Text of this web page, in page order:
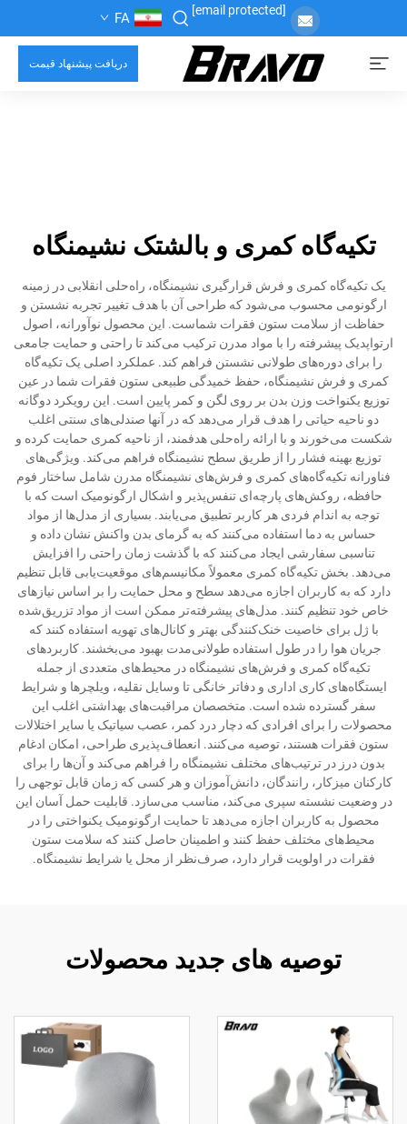
[email protected]
FA
دریافت پیشنهاد قیمت
تکیه‌گاه کمری و بالشتک نشیمنگاه
یک تکیه‌گاه کمری و فرش قرارگیری نشیمنگاه، راه‌حلی انقلابی در زمینه
ارگونومی محسوب می‌شود که طراحی آن با هدف تغییر تجربه نشستن و
حفاظت از سلامت ستون فقرات شماست. این محصول نوآورانه، اصول
ارتواپدیک پیشرفته را با مواد مدرن ترکیب می‌کند تا راحتی و حمایت جامعی
را برای دوره‌های طولانی نشستن فراهم کند. عملکرد اصلی یک تکیه‌گاه
کمری و فرش نشیمنگاه، حفظ خمیدگی طبیعی ستون فقرات شما در عین
توزیع یکنواخت وزن بدن بر روی لگن و کمر پایین است. این رویکرد دوگانه
دو ناحیه حیاتی را هدف قرار می‌دهد که در آنها صندلی‌های سنتی اغلب
شکست می‌خورند و با ارائه راه‌حلی هدفمند، از ناحیه کمری حمایت کرده و
توزیع بهینه فشار را از طریق سطح نشیمنگاه فراهم می‌کند. ویژگی‌های
فناورانه تکیه‌گاه‌های کمری و فرش‌های نشیمنگاه مدرن شامل ساختار فوم
حافظه، روکش‌های پارچه‌ای تنفس‌پذیر و اشکال ارگونومیک است که با
توجه به اندام فردی هر کاربر تطبیق می‌یابند. بسیاری از مدل‌ها از مواد
حساس به دما استفاده می‌کنند که به گرمای بدن واکنش نشان داده و
تناسبی سفارشی ایجاد می‌کنند که با گذشت زمان راحتی را افزایش
می‌دهد. بخش تکیه‌گاه کمری معمولاً مکانیسم‌های موقعیت‌یابی قابل تنظیم
دارد که به کاربران اجازه می‌دهد سطح و محل حمایت را بر اساس نیازهای
خاص خود تنظیم کنند. مدل‌های پیشرفته‌تر ممکن است از مواد تزریق‌شده
با ژل برای خاصیت خنک‌کنندگی بهتر و کانال‌های تهویه استفاده کنند که
جریان هوا را در طول استفاده طولانی‌مدت بهبود می‌بخشند. کاربردهای
تکیه‌گاه کمری و فرش‌های نشیمنگاه در محیط‌های متعددی از جمله
ایستگاه‌های کاری اداری و دفاتر خانگی تا وسایل نقلیه، ویلچرها و شرایط
سفر گسترده شده است. متخصصان مراقبت‌های بهداشتی اغلب این
محصولات را برای افرادی که دچار درد کمر، عصب سیاتیک یا سایر اختلالات
ستون فقرات هستند، توصیه می‌کنند. انعطاف‌پذیری طراحی، امکان ادغام
بدون درز در ترتیب‌های مختلف نشیمنگاه را فراهم می‌کند و آن‌ها را برای
کارکنان میزکار، رانندگان، دانش‌آموزان و هر کسی که زمان قابل توجهی را
در وضعیت نشسته سپری می‌کند، مناسب می‌سازد. قابلیت حمل آسان این
محصول به کاربران اجازه می‌دهد تا حمایت ارگونومیک یکنواختی را در
محیط‌های مختلف حفظ کنند و اطمینان حاصل کنند که سلامت ستون
فقرات در اولویت قرار دارد، صرف‌نظر از محل یا شرایط نشیمنگاه.
توصیه های جدید محصولات